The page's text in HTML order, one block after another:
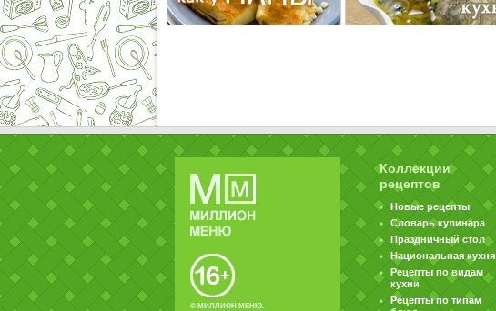
© МИЛЛИОН МЕНЮ.
Коллекции
рецептов
Новые рецепты
Словарь кулинара
Праздничный стол
Национальная кухня
Рецепты по видам
кухни
Рецепты по типам